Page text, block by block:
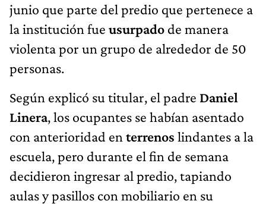
junio que parte del predio que pertenece a
la institución fue usurpado de manera
violenta por un grupo de alrededor de 50
personas.
Según explicó su titular, el padre Daniel
Linera, los ocupantes se habían asentado
con anterioridad en terrenos lindantes a la
escuela, pero durante el fin de semana
decidieron ingresar al predio, tapiando
aulas y pasillos con mobiliario en su